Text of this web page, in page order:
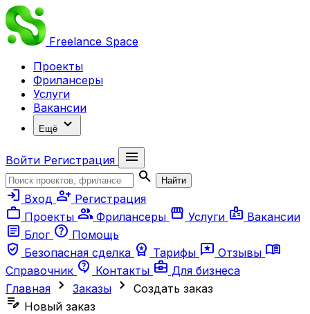
Freelance Space
Проекты
Фрилансеры
Услуги
Вакансии
Ещё expand_more
Войти Регистрация
menu
search
Найти
login Вход person_add Регистрация
work Проекты group Фрилансеры storefront Услуги badge Вакансии
article Блог help Помощь
verified_user Безопасная сделка workspace_premium Тарифы reviews Отзывы menu_book
Справочник contact_support Контакты business_center Для бизнеса
Главная chevron_right Заказы chevron_right Создать заказ
edit_note Новый заказ